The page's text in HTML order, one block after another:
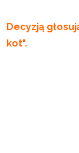
Decyzją
kot".